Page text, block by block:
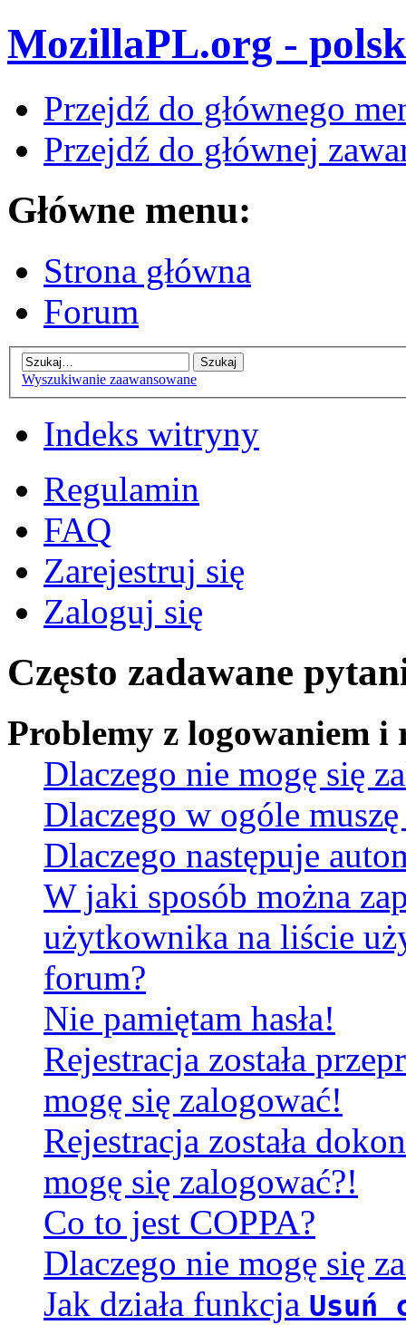
MozillaPL.org -
Przejdź do głównego
Przejdź do głównej
Główne menu:
Strona główna
Forum
Wyszukiwanie zaawansowane
Indeks witryny
Regulamin
FAQ
Zarejestruj się
Zaloguj się
Często zadawane
Problemy z logowaniem i
Dlaczego nie mogę się
Dlaczego w ogóle
Dlaczego następuje
W jaki sposób można
użytkownika na liście
forum?
Nie pamiętam hasła!
Rejestracja została
mogę się zalogować!
Rejestracja została
mogę się zalogować?!
Co to jest COPPA?
Dlaczego nie mogę się
Jak działa funkcja Usuń